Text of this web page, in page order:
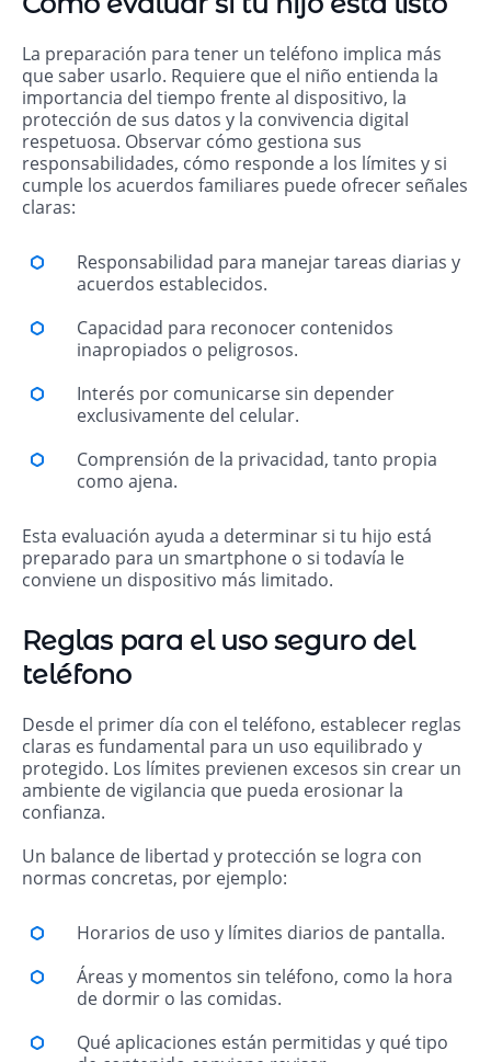
La preparación para tener un teléfono implica más
que saber usarlo. Requiere que el niño entienda la
importancia del tiempo frente al dispositivo, la
protección de sus datos y la convivencia digital
respetuosa. Observar cómo gestiona sus
responsabilidades, cómo responde a los límites y si
cumple los acuerdos familiares puede ofrecer señales
claras:
Responsabilidad para manejar tareas diarias y
acuerdos establecidos.
Capacidad para reconocer contenidos
inapropiados o peligrosos.
Interés por comunicarse sin depender
exclusivamente del celular.
Comprensión de la privacidad, tanto propia
como ajena.
Esta evaluación ayuda a determinar si tu hijo está
preparado para un smartphone o si todavía le
conviene un dispositivo más limitado.
Reglas para el uso seguro del
teléfono
Desde el primer día con el teléfono, establecer reglas
claras es fundamental para un uso equilibrado y
protegido. Los límites previenen excesos sin crear un
ambiente de vigilancia que pueda erosionar la
confianza.
Un balance de libertad y protección se logra con
normas concretas, por ejemplo:
Horarios de uso y límites diarios de pantalla.
Áreas y momentos sin teléfono, como la hora
de dormir o las comidas.
Qué aplicaciones están permitidas y qué tipo